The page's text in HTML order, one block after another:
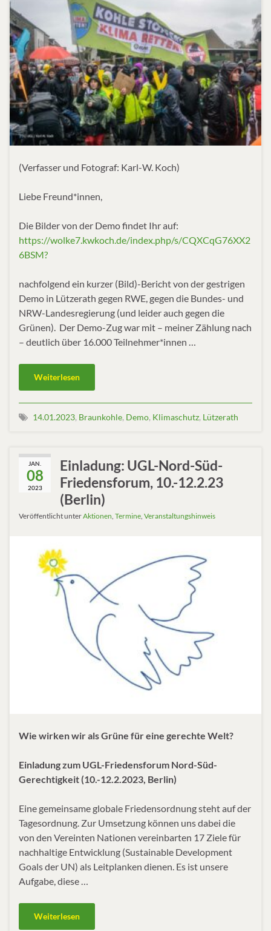
(Verfasser und Fotograf: Karl-W. Koch)
Liebe Freund*innen,
Die Bilder von der Demo findet Ihr auf:
https://wolke7.kwkoch.de/index.php/s/CQXCqG76XX2
6BSM?
nachfolgend ein kurzer (Bild)-Bericht von der gestrigen
Demo in Lützerath gegen RWE, gegen die Bundes- und
NRW-Landesregierung (und leider auch gegen die
Grünen). Der Demo-Zug war mit – meiner Zählung nach
– deutlich über 16.000 Teilnehmer*innen …
Weiterlesen
14.01.2023, Braunkohle, Demo, Klimaschutz, Lützerath
JAN.
08
2023
Einladung: UGL-Nord-Süd-
Friedensforum, 10.-12.2.23
(Berlin)
Veröffentlicht unterAktionen Termine Veranstaltungshinweis
Wie wirken wir als Grüne für eine gerechte Welt?
Einladung zum UGL-Friedensforum Nord-Süd-
Gerechtigkeit (10.-12.2.2023, Berlin)
Eine gemeinsame globale Friedensordnung steht auf der
Tagesordnung. Zur Umsetzung können uns dabei die
von den Vereinten Nationen vereinbarten 17 Ziele für
nachhaltige Entwicklung (Sustainable Development
Goals der UN) als Leitplanken dienen. Es ist unsere
Aufgabe, diese …
Weiterlesen